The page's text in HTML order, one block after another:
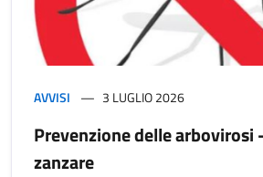
AVVISI 3 LUGLIO 2026
Prevenzione delle arbovirosi
zanzare